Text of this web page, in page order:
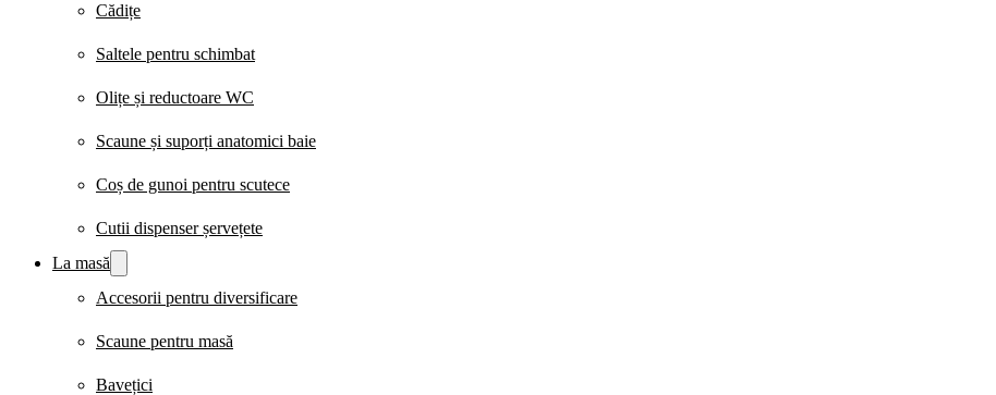
Cădițe
Saltele pentru schimbat
Olițe și reductoare WC
Scaune și suporți anatomici baie
Coș de gunoi pentru scutece
Cutii dispenser șervețete
La masă
Accesorii pentru diversificare
Scaune pentru masă
Bavețici